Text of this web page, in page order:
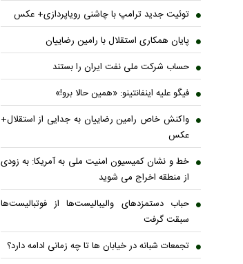
توئیت جدید ترامپ با چاشنی رویاپردازی+ عکس
پایان همکاری استقلال با رامین رضاییان
حساب‌ شرکت ملی نفت ایران را بستند
فیگو علیه اینفانتینو: «همین حالا برو!»
واکنش خاص رامین رضاییان به جدایی از استقلال+
عکس
خط و نشان کمیسیون امنیت ملی به آمریکا: به زودی
از منطقه اخراج می شوید
حباب دستمزدهای والیبالیست‌ها از فوتبالیست‌ها
سبقت گرفت
تجمعات شبانه در خیابان ها تا چه زمانی ادامه دارد؟